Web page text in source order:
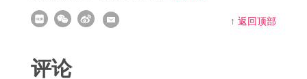
↑返回顶部
评论